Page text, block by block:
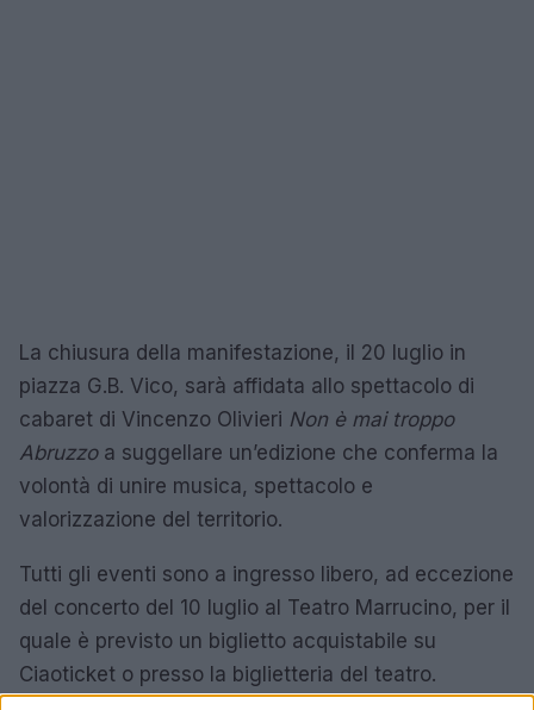
La chiusura della manifestazione, il 20 luglio in
piazza G.B. Vico, sarà affidata allo spettacolo di
cabaret di Vincenzo Olivieri Non è mai troppo
Abruzzoa suggellare un’edizione che conferma la
volontà di unire musica, spettacolo e
valorizzazione del territorio.
Tutti gli eventi sono a ingresso libero, ad eccezione
del concerto del 10 luglio al Teatro Marrucino, per il
quale è previsto un biglietto acquistabile su
Ciaoticket o presso la biglietteria del teatro.